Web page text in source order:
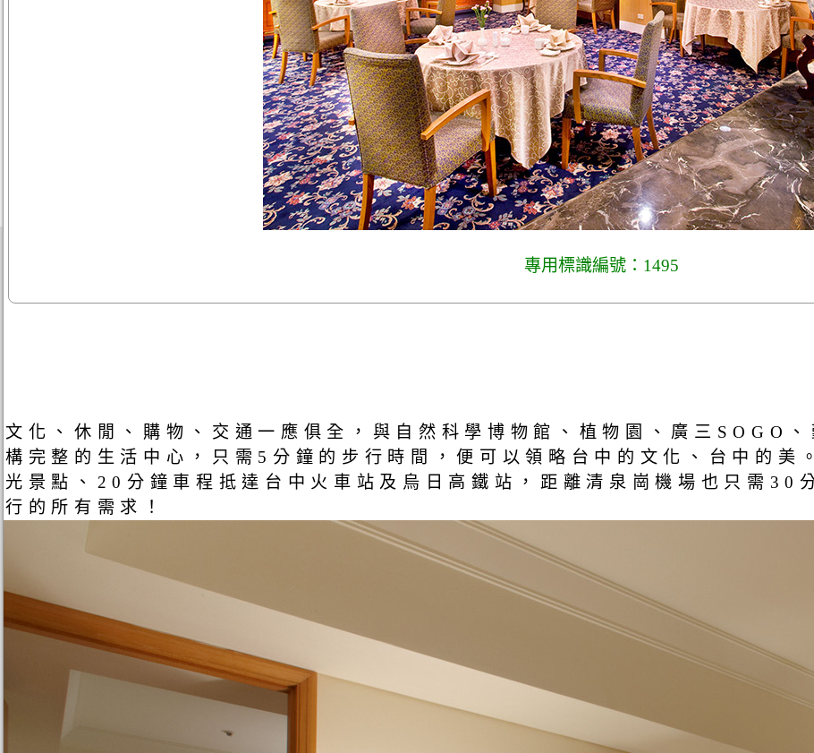
專用標識編號：1495
文化、休閒、購物、交通一應俱全，與自然科學博物館、植物園、廣三SOGO
構完整的生活中心，只需5分鐘的步行時間，便可以領略台中的文化、台中的美
光景點、20分鐘車程抵達台中火車站及烏日高鐵站，距離清泉崗機場也只需30
行的所有需求！